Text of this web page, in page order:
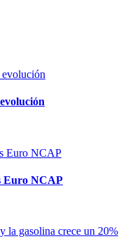
Euro NCAP